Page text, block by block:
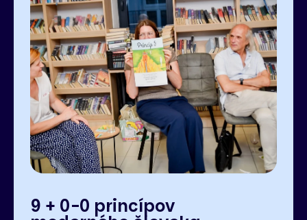
9 + 0-0 princípov